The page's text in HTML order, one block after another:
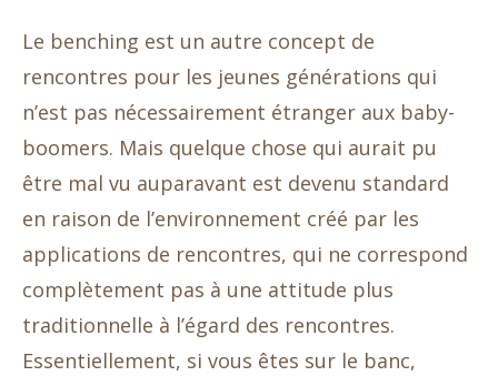
Le benching est un autre concept de
rencontres pour les jeunes générations qui
n’est pas nécessairement étranger aux baby-
boomers. Mais quelque chose qui aurait pu
être mal vu auparavant est devenu standard
en raison de l’environnement créé par les
applications de rencontres, qui ne correspond
complètement pas à une attitude plus
traditionnelle à l’égard des rencontres.
Essentiellement, si vous êtes sur le banc,